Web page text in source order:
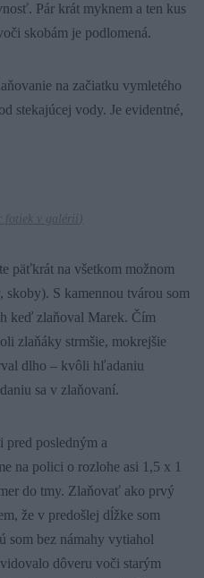
Pár krát myknem a ten kus
skobám je podlomená.
na začiatku vymletého
stekajúcej vody. Je evidentné,
fotiek v galérii )
päťkrát na všetkom možnom
skoby). S kamennou tvárou som
keď zlaňoval Marek. Čím
zlaňáky strmšie, mokrejšie
dlho – kvôli hľadaniu
sa v zlaňovaní.
pred posledným a
na polici o rozlohe asi 1,5 x 1
do tmy. Zlaňovať ako prvý
že v predošlej dĺžke som
som bez námahy vytiahol
dôveru voči starým